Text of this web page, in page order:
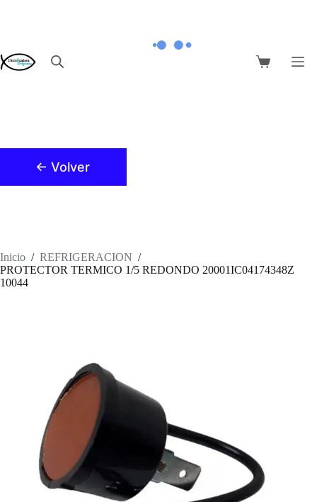
Carro
← Volver
Inicio / REFRIGERACION /
PROTECTOR TERMICO 1/5 REDONDO 20001IC04174348Z
10044